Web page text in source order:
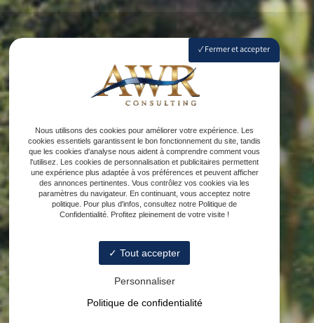
Fermer et accepter
Nous utilisons des cookies pour améliorer votre expérience. Les
cookies essentiels garantissent le bon fonctionnement du site, tandis
que les cookies d'analyse nous aident à comprendre comment vous
l'utilisez. Les cookies de personnalisation et publicitaires permettent
une expérience plus adaptée à vos préférences et peuvent afficher
des annonces pertinentes. Vous contrôlez vos cookies via les
paramètres du navigateur. En continuant, vous acceptez notre
politique. Pour plus d'infos, consultez notre Politique de
Confidentialité. Profitez pleinement de votre visite !
Tout accepter
Personnaliser
Politique de confidentialité